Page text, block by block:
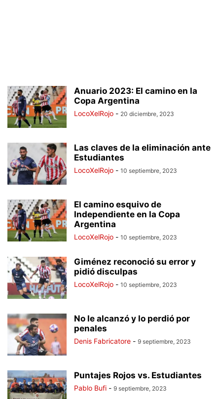
Anuario 2023: El camino en la
Copa Argentina
LocoXelRojo - 20 diciembre, 2023
Las claves de la eliminación ante
Estudiantes
LocoXelRojo - 10 septiembre, 2023
El camino esquivo de
Independiente en la Copa
Argentina
LocoXelRojo - 10 septiembre, 2023
Giménez reconoció su error y
pidió disculpas
LocoXelRojo - 10 septiembre, 2023
No le alcanzó y lo perdió por
penales
Denis Fabricatore - 9 septiembre, 2023
Puntajes Rojos vs. Estudiantes
Pablo Bufi - 9 septiembre, 2023